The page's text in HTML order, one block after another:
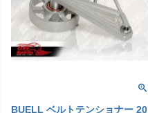
ーカラー：Black、アジャスターカラ
ー：Black；LEV-B110-1-BLK-BKL
BUELL ベルトテンショナー 20